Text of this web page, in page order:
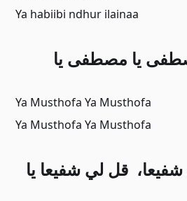
Ya habiibi ndhur ilainaa
يا مصطفى يا
Ya Musthofa Ya Musthofa
Ya Musthofa Ya Musthofa
ﻗﻞ ﻟﻲ ﺷﻔﻴﻌﺎ ﻳﺎ